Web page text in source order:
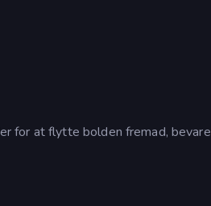
for at flytte bolden fremad, bevare